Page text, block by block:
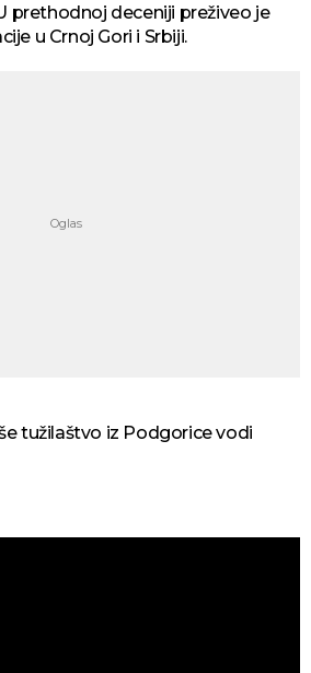
prethodnoj deceniji preživeo je
u Crnoj Gori i Srbiji.
tužilaštvo iz Podgorice vodi